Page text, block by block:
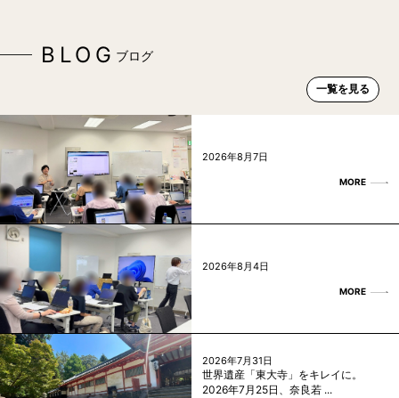
BLOG ブログ
一覧を見る
2026年8月7日
MORE
2026年8月4日
MORE
2026年7月31日
世界遺産「東大寺」をキレイに。
2026年7月25日、奈良若 ...